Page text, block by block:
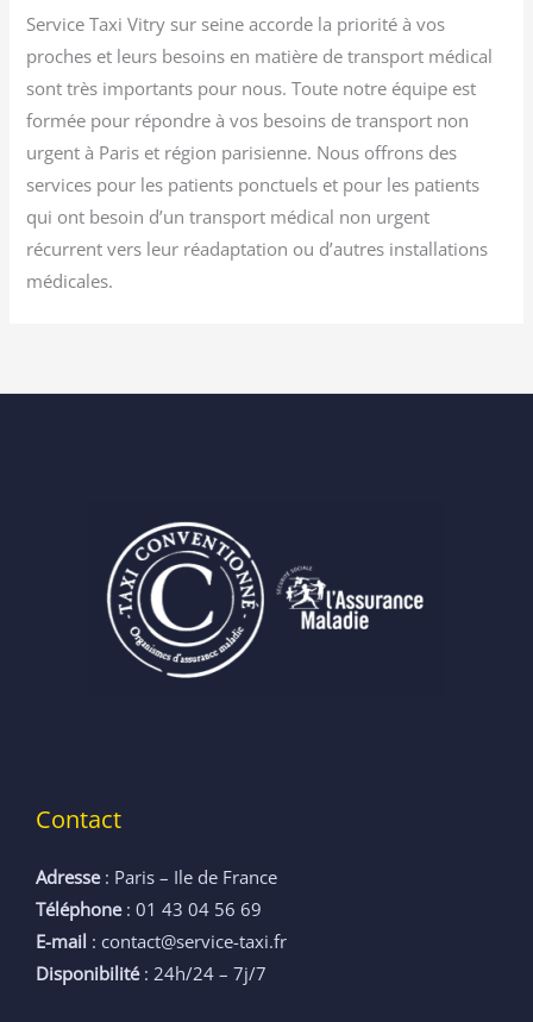
Service Taxi Vitry sur seine accorde la priorité à vos
proches et leurs besoins en matière de transport médical
sont très importants pour nous. Toute notre équipe est
formée pour répondre à vos besoins de transport non
urgent à Paris et région parisienne. Nous offrons des
services pour les patients ponctuels et pour les patients
qui ont besoin d’un transport médical non urgent
récurrent vers leur réadaptation ou d’autres installations
médicales.
Contact
Adresse: Paris – Ile de France
Téléphone: 01 43 04 56 69
E-mail : contact@service-taxi.fr
Disponibilité: 24h/24 – 7j/7